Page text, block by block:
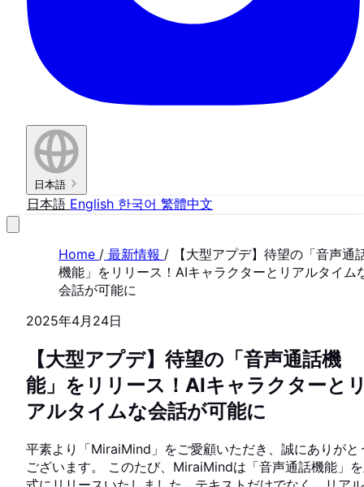
日本語
日本語 English 한국어 繁體中文
FEATURE
Home / 最新情報 / 【大型アプデ】待望の「音声通
機能」をリリース！AIキャラクターとリアルタイム
会話が可能に
2025年4月24日
【大型アプデ】待望の「音声通話機
能」をリリース！AIキャラクターと
アルタイムな会話が可能に
平素より「MiraiMind」をご愛顧いただき、誠にありがと
ございます。 このたび、MiraiMindは「音声通話機能」